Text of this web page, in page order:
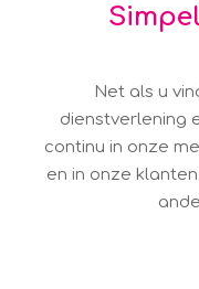
Net als u
dienstverlening
continu in onze
en in onze